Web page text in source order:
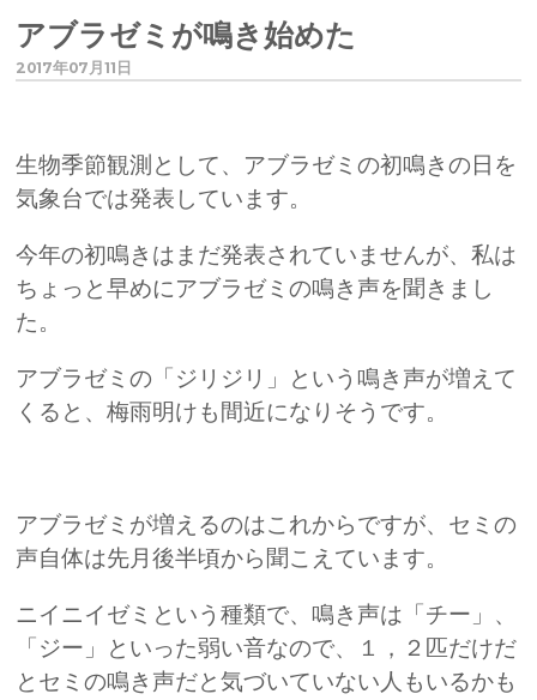
アブラゼミが鳴き始めた
2017年07月11日
生物季節観測として、アブラゼミの初鳴きの日を
気象台では発表しています。
今年の初鳴きはまだ発表されていませんが、私は
ちょっと早めにアブラゼミの鳴き声を聞きまし
た。
アブラゼミの「ジリジリ」という鳴き声が増えて
くると、梅雨明けも間近になりそうです。
アブラゼミが増えるのはこれからですが、セミの
声自体は先月後半頃から聞こえています。
ニイニイゼミという種類で、鳴き声は「チー」、
「ジー」といった弱い音なので、１，２匹だけだ
とセミの鳴き声だと気づいていない人もいるかも